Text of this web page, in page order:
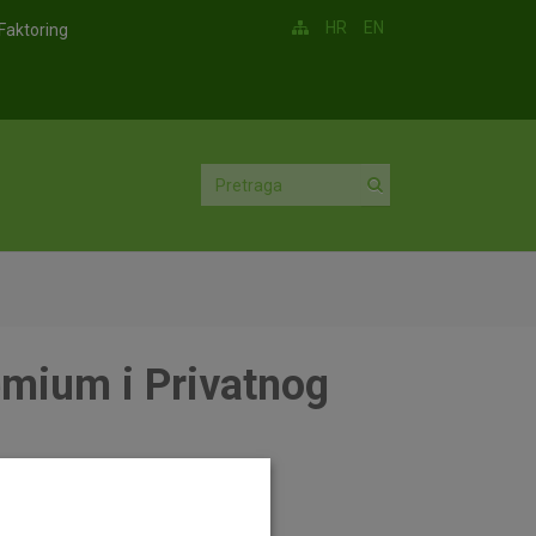
Faktoring HR EN
i Privatnog